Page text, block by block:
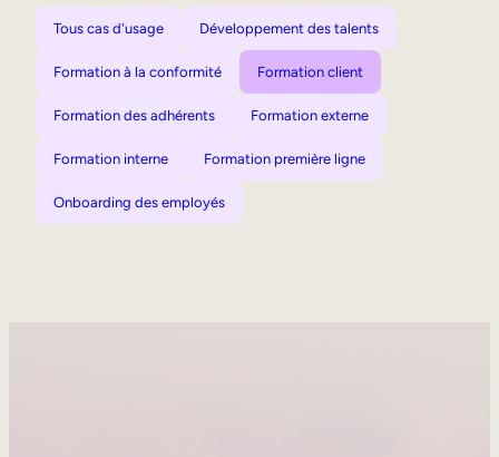
Tous cas d'usage Développement des talents
Formation à la conformité Formation client
Formation des adhérents Formation externe
Formation interne Formation première ligne
Onboarding des employés